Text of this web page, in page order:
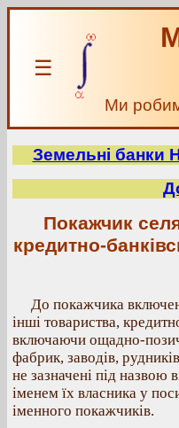
☰
Ми
Земельні банки
Покажчик
кредитно-
До покажчика
інші товариства,
включаючи ощадно-
фабрик, заводів,
не зазначені під назвою
іменем їх власника у
іменного покажчиків.